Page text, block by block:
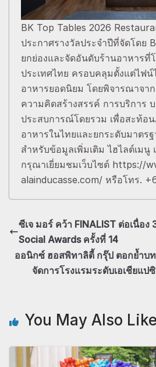
BK Top Tables 2026
ประกาศรางวัลประจำปีที่จัดโดย
ยกย่องและจัดอันดับร้านอาหารที่
ประเทศไทย ครอบคลุมตั้งแต่ไฟน์
อาหารยอดนิยม โดยพิจารณาจา
ความคิดสร้างสรรค์ การบริการ
ประสบการณ์โดยรวม เพื่อสะท้อ
อาหารในไทยและยกระดับมาตร
สำหรับข้อมูลเพิ่มเติม ไฮไลต์เมนู
กรุณาเยี่ยมชมเว็บไซต์ https://
alainducasse.com/ หรือโทร.
ซีเจ มอร์ คว้า FINALIST ต่อเนื่อง
Social Awards ครั้งที่ 14
ออนิกซ์ ฮอสพิทาลิตี้ กรุ๊ป ตอกย้ำบ
จัดการโรงแรมระดับเอเชียแป
You May Also Like